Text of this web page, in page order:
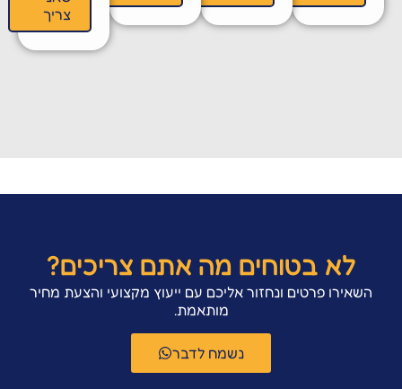
צריך
לא בטוחים מה אתם צריכים?
השאירו פרטים ונחזור אליכם עם ייעוץ מקצועי והצעת מחיר
מותאמת.
נשמח לדבר